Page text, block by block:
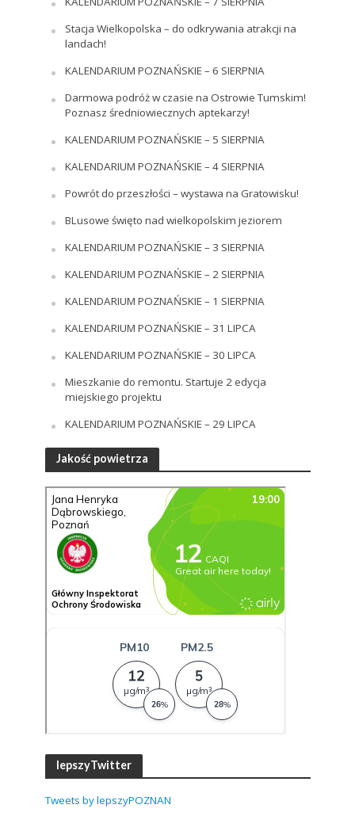
Stacja Wielkopolska – do odkrywania atrakcji na
landach!
KALENDARIUM POZNAŃSKIE – 6 SIERPNIA
Darmowa podróż w czasie na Ostrowie Tumskim!
Poznasz średniowiecznych aptekarzy!
KALENDARIUM POZNAŃSKIE – 5 SIERPNIA
KALENDARIUM POZNAŃSKIE – 4 SIERPNIA
Powrót do przeszłości – wystawa na Gratowisku!
BLusowe święto nad wielkopolskim jeziorem
KALENDARIUM POZNAŃSKIE – 3 SIERPNIA
KALENDARIUM POZNAŃSKIE – 2 SIERPNIA
KALENDARIUM POZNAŃSKIE – 1 SIERPNIA
KALENDARIUM POZNAŃSKIE – 31 LIPCA
KALENDARIUM POZNAŃSKIE – 30 LIPCA
Mieszkanie do remontu. Startuje 2 edycja
miejskiego projektu
KALENDARIUM POZNAŃSKIE – 29 LIPCA
Jakość powietrza
lepszyTwitter
Tweets by lepszyPOZNAN